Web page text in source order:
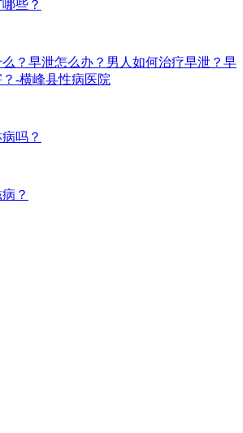
些？
？早泄怎么办？男人如何治疗早泄？早
-横峰县性病医院
吗？
？